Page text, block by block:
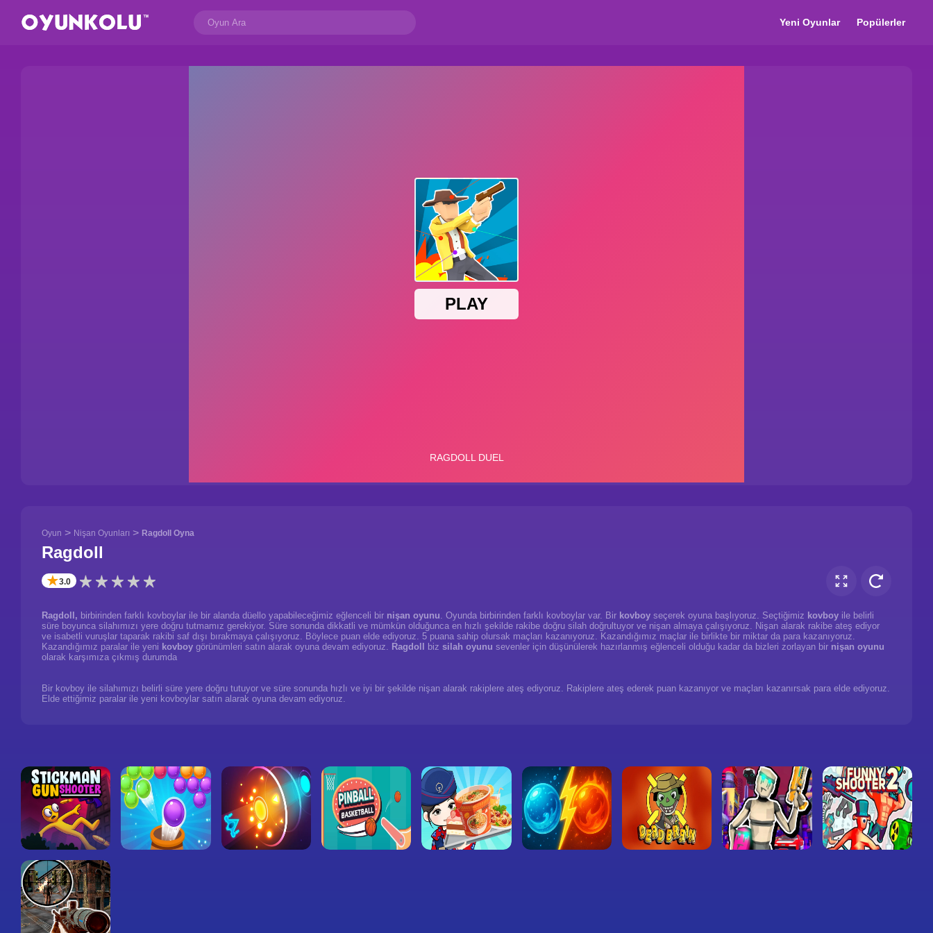
Yeni Oyunlar Popülerler
Oyun > Nişan Oyunları > Ragdoll Oyna
Ragdoll
✭3.0
Ragdoll, birbirinden farklı kovboylar ile bir alanda düello yapabileceğimiz eğlenceli bir nişan oyunu. Oyunda birbirinden farklı kovboylar var. Bir kovboy seçerek oyuna başlıyoruz. Seçtiğimiz kovboy ile belirli
süre boyunca silahımızı yere doğru tutmamız gerekiyor. Süre sonunda dikkatli ve mümkün olduğunca en hızlı şekilde rakibe doğru silah doğrultuyor ve nişan almaya çalışıyoruz. Nişan alarak rakibe ateş ediyor
ve isabetli vuruşlar taparak rakibi saf dışı bırakmaya çalışıyoruz. Böylece puan elde ediyoruz. 5 puana sahip olursak maçları kazanıyoruz. Kazandığımız maçlar ile birlikte bir miktar da para kazanıyoruz.
Kazandığımız paralar ile yeni kovboy görünümleri satın alarak oyuna devam ediyoruz. Ragdoll biz silah oyunu sevenler için düşünülerek hazırlanmış eğlenceli olduğu kadar da bizleri zorlayan bir nişan oyunu
olarak karşımıza çıkmış durumda
Bir kovboy ile silahımızı belirli süre yere doğru tutuyor ve süre sonunda hızlı ve iyi bir şekilde nişan alarak rakiplere ateş ediyoruz. Rakiplere ateş ederek puan kazanıyor ve maçları kazanırsak para elde ediyoruz.
Elde ettiğimiz paralar ile yeni kovboylar satın alarak oyuna devam ediyoruz.